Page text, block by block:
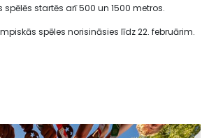
startēs arī 500 un 1500 metros.
spēles norisināsies līdz 22. februārim.